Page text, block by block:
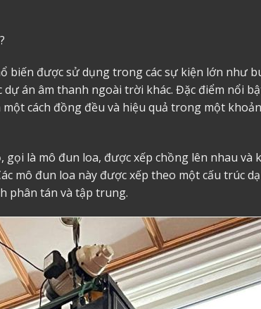
biến được sử dụng trong các sự kiện lớn như
án âm thanh ngoài trời khác. Đặc điểm nổi
cách đồng đều và hiệu quả trong một
là mô đun loa, được xếp chồng lên nhau và
mô đun loa này được xếp theo một cấu trúc
phân tán và tập trung.